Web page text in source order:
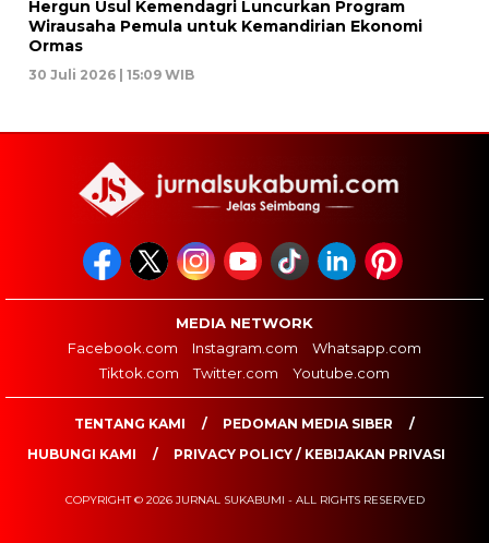
Hergun Usul Kemendagri Luncurkan Program
Wirausaha Pemula untuk Kemandirian Ekonomi
Ormas
30 Juli 2026 | 15:09 WIB
MEDIA NETWORK
Facebook.com
Instagram.com
Whatsapp.com
Tiktok.com
Twitter.com Youtube.com
TENTANG KAMI
PEDOMAN MEDIA SIBER
HUBUNGI KAMI
PRIVACY POLICY / KEBIJAKAN PRIVASI
COPYRIGHT © 2026 JURNAL SUKABUMI - ALL RIGHTS RESERVED